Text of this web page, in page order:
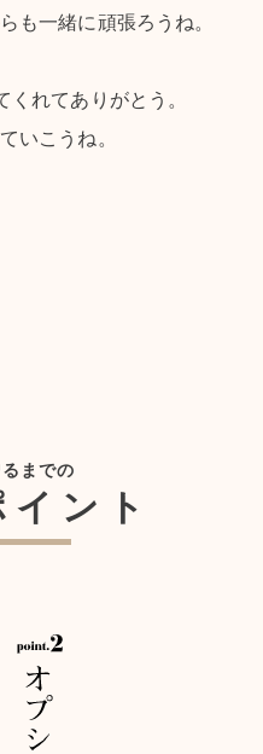
も一緒に頑張ろうね。
れてありがとう。
いこうね。
までの
イント